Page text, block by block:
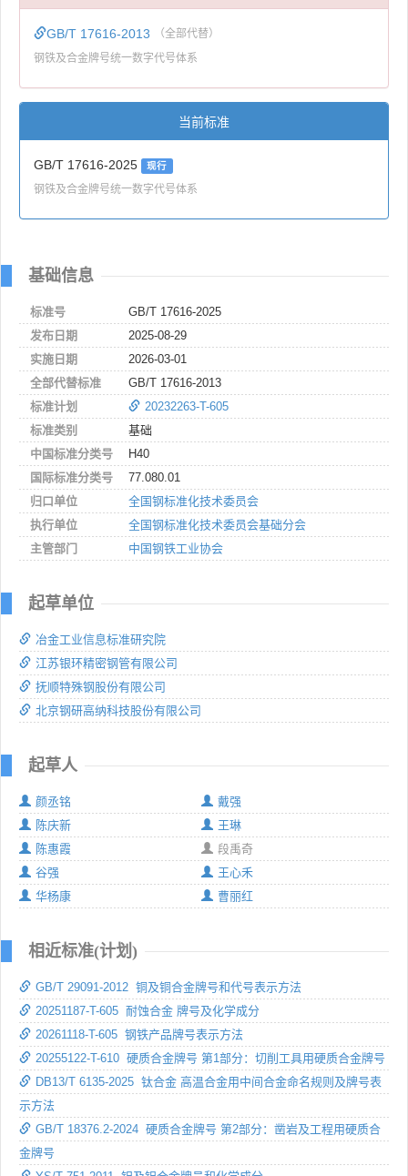
GB/T 17616-2013 （全部代替）
钢铁及合金牌号统一数字代号体系
当前标准
GB/T 17616-2025 现行
钢铁及合金牌号统一数字代号体系
基础信息
标准号
GB/T 17616-2025
发布日期
2025-08-29
实施日期
2026-03-01
全部代替标准
GB/T 17616-2013
标准计划
20232263-T-605
标准类别
基础
中国标准分类号
H40
国际标准分类号
77.080.01
归口单位
全国钢标准化技术委员会
执行单位
全国钢标准化技术委员会基础分会
主管部门
中国钢铁工业协会
起草单位
冶金工业信息标准研究院
江苏银环精密钢管有限公司
抚顺特殊钢股份有限公司
北京钢研高纳科技股份有限公司
起草人
颜丞铭
戴强
陈庆新
王琳
陈惠霞
段禹奇
谷强
王心禾
华杨康
曹丽红
相近标准(计划)
GB/T 29091-2012 铜及铜合金牌号和代号表示方法
20251187-T-605 耐蚀合金 牌号及化学成分
20261118-T-605 钢铁产品牌号表示方法
20255122-T-610 硬质合金牌号 第1部分：切削工具用硬质合金牌号
DB13/T 6135-2025 钛合金 高温合金用中间合金命名规则及牌号表
示方法
GB/T 18376.2-2024 硬质合金牌号 第2部分：凿岩及工程用硬质合
金牌号